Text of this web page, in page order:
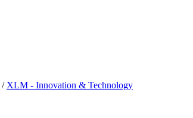
/ XLM - Innovation & Technology